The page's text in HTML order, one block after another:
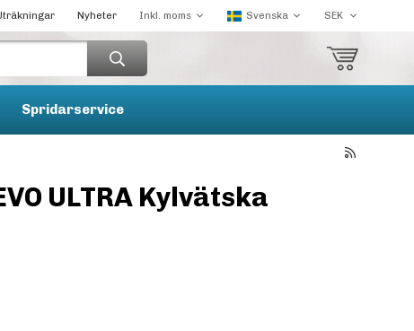
Nyheter
Spridarservice
ULTRA Kylvätska